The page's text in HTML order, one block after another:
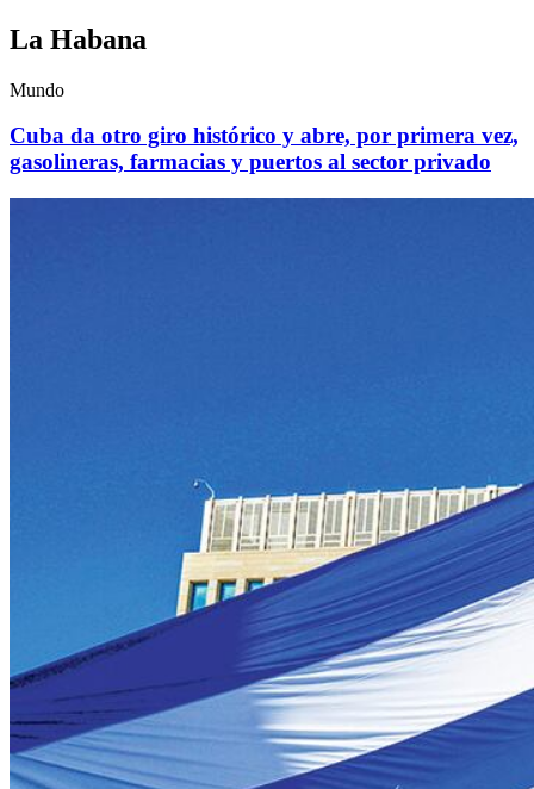
La Habana
Mundo
Cuba da otro giro histórico y abre, por primera vez,
gasolineras, farmacias y puertos al sector privado